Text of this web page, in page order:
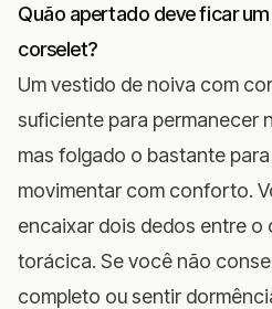
Quão apertado deve ficar
corselet?
Um vestido de noiva com
suficiente para permanecer
mas folgado o bastante
movimentar com conforto.
encaixar dois dedos entre o
torácica. Se você não
completo ou sentir